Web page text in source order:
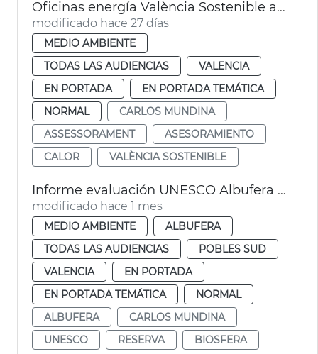
Oficinas energía València Sostenible asesoran en balde aire acondicionado
modificado hace 27 días
MEDIO AMBIENTE
TODAS LAS AUDIENCIAS
VALENCIA
EN PORTADA
EN PORTADA TEMÁTICA
NORMAL
CARLOS MUNDINA
ASSESSORAMENT
ASESORAMIENTO
CALOR
VALÈNCIA SOSTENIBLE
Informe evaluación UNESCO Albufera València reserva biosfera
modificado hace 1 mes
MEDIO AMBIENTE
ALBUFERA
TODAS LAS AUDIENCIAS
POBLES SUD
VALENCIA
EN PORTADA
EN PORTADA TEMÁTICA
NORMAL
ALBUFERA
CARLOS MUNDINA
UNESCO
RESERVA BIOSFERA